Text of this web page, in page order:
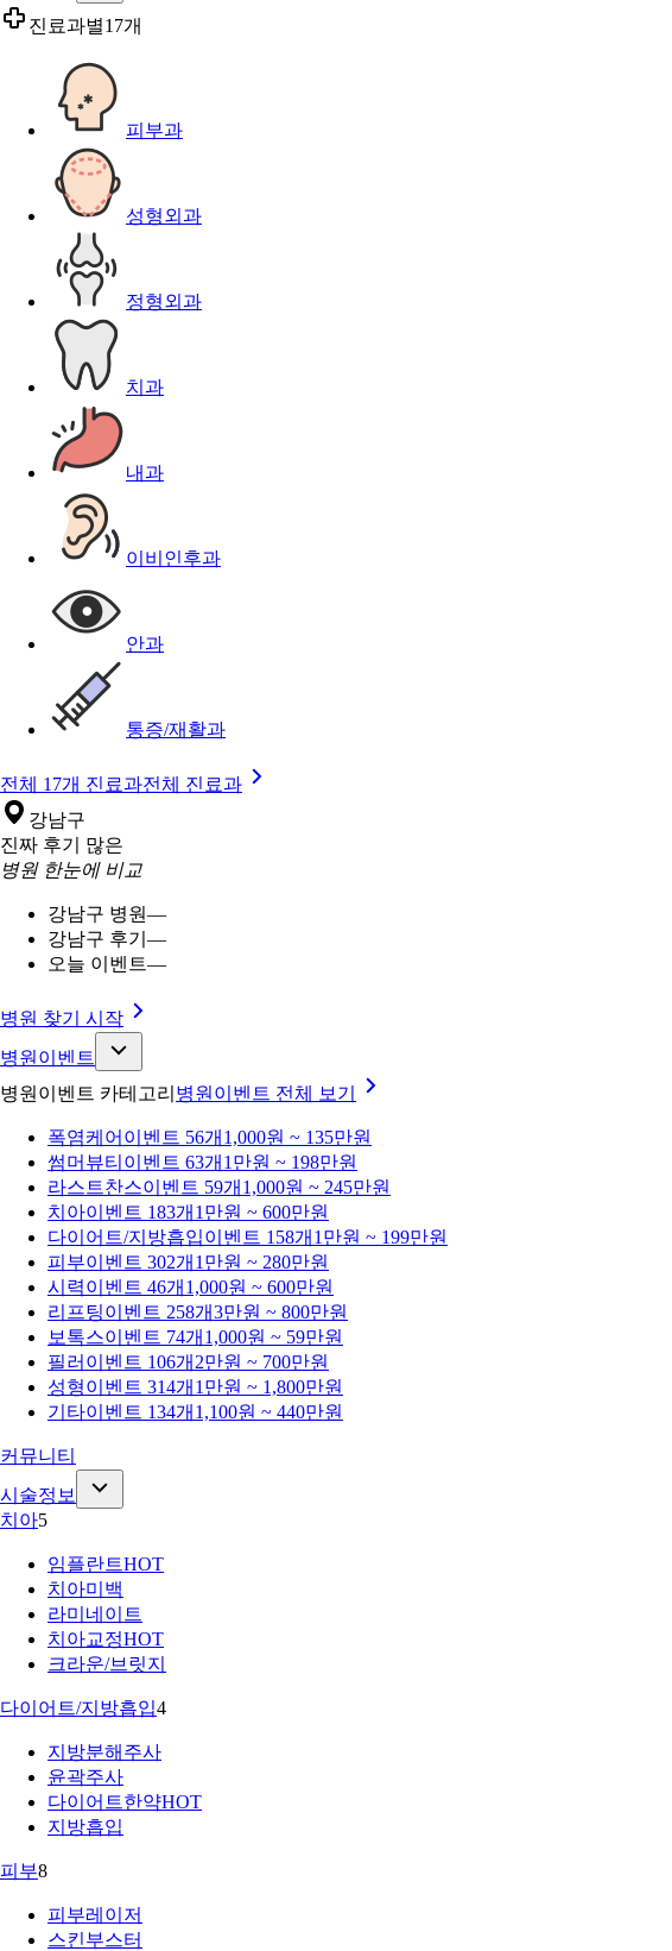
진료과별17개
피부과
성형외과
정형외과
치과
내과
이비인후과
안과
통증/재활과
전체 17개 진료과전체 진료과
강남구
진짜 후기 많은
병원 한눈에 비교
강남구 병원—
강남구 후기 —
오늘 이벤트—
병원 찾기 시작
병원이벤트
병원이벤트 카테고리 병원이벤트 전체 보기
폭염케어 이벤트 56개 1,000원 ~ 135만원
썸머뷰티 이벤트 63개 1만원 ~ 198만원
라스트찬스이벤트 59개 1,000원 ~ 245만원
치아이벤트 183개 1만원 ~ 600만원
다이어트/지방흡입이벤트 158개 1만원 ~ 199만원
피부이벤트 302개 1만원 ~ 280만원
시력이벤트 46개 1,000원 ~ 600만원
리프팅이벤트 258개3만원 ~ 800만원
보톡스이벤트 74개 1,000원 ~ 59만원
필러 이벤트 106개 2만원 ~ 700만원
성형이벤트 314개 1만원 ~ 1,800만원
기타이벤트 134개 1,100원 ~ 440만원
커뮤니티
시술정보
치아5
임플란트HOT
치아미백
라미네이트
치아교정HOT
크라운/브릿지
다이어트/지방흡입4
지방분해주사
윤곽주사
다이어트한약HOT
지방흡입
피부8
피부레이저
스킨부스터